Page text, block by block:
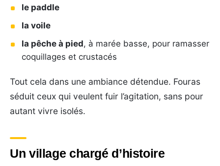
le paddle
la voile
la pêche à pied, à marée basse, pour ramasser
coquillages et crustacés
Tout cela dans une ambiance détendue. Fouras
séduit ceux qui veulent fuir l’agitation, sans pour
autant vivre isolés.
Un village chargé d’histoire